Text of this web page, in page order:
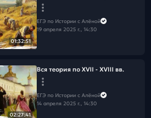
01:32:51
ЕГЭ по Истории с Алёной
19 апреля 2025 г., 14:30
02:27:41
Вся теория по XVII - XVIII вв.
ЕГЭ по Истории с Алёной
14 апреля 2025 г., 14:30